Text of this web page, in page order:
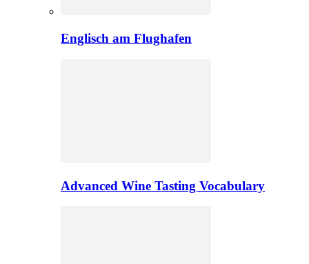
Englisch am Flughafen
Advanced Wine Tasting Vocabulary